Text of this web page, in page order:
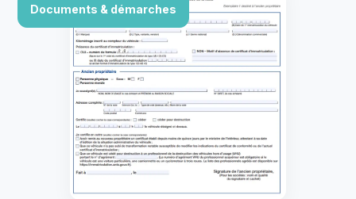
Documents & démarches